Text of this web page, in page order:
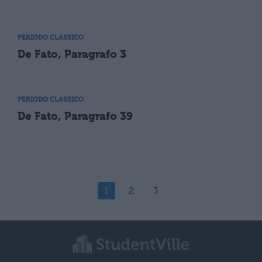
PERIODO CLASSICO
De Fato, Paragrafo 3
PERIODO CLASSICO
De Fato, Paragrafo 39
1 2 3